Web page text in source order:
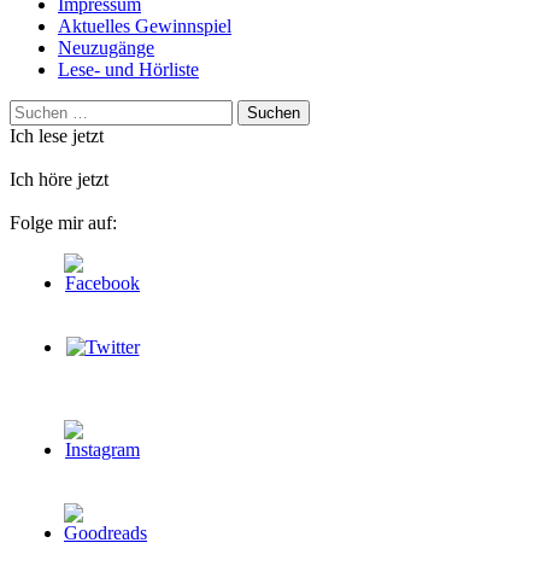
Impressum
Aktuelles Gewinnspiel
Neuzugänge
Lese- und Hörliste
Suchen
nach:
Ich lese jetzt
Ich höre jetzt
Folge mir auf: